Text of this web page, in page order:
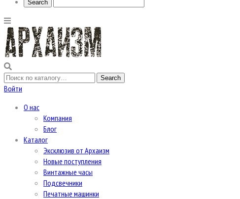
Войти
О нас
Компания
Блог
Каталог
Эксклюзив от Архаизм
Новые поступления
Винтажные часы
Подсвечники
Печатные машинки